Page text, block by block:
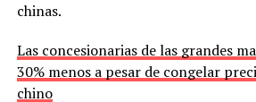
chinas.
Las concesionarias de las grandes
30% menos a pesar de congelar
chino